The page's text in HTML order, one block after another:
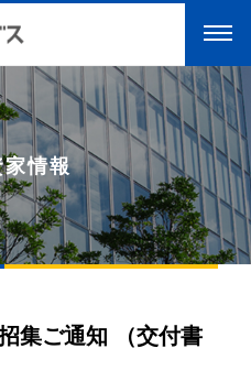
情報
集ご通知 （交付書